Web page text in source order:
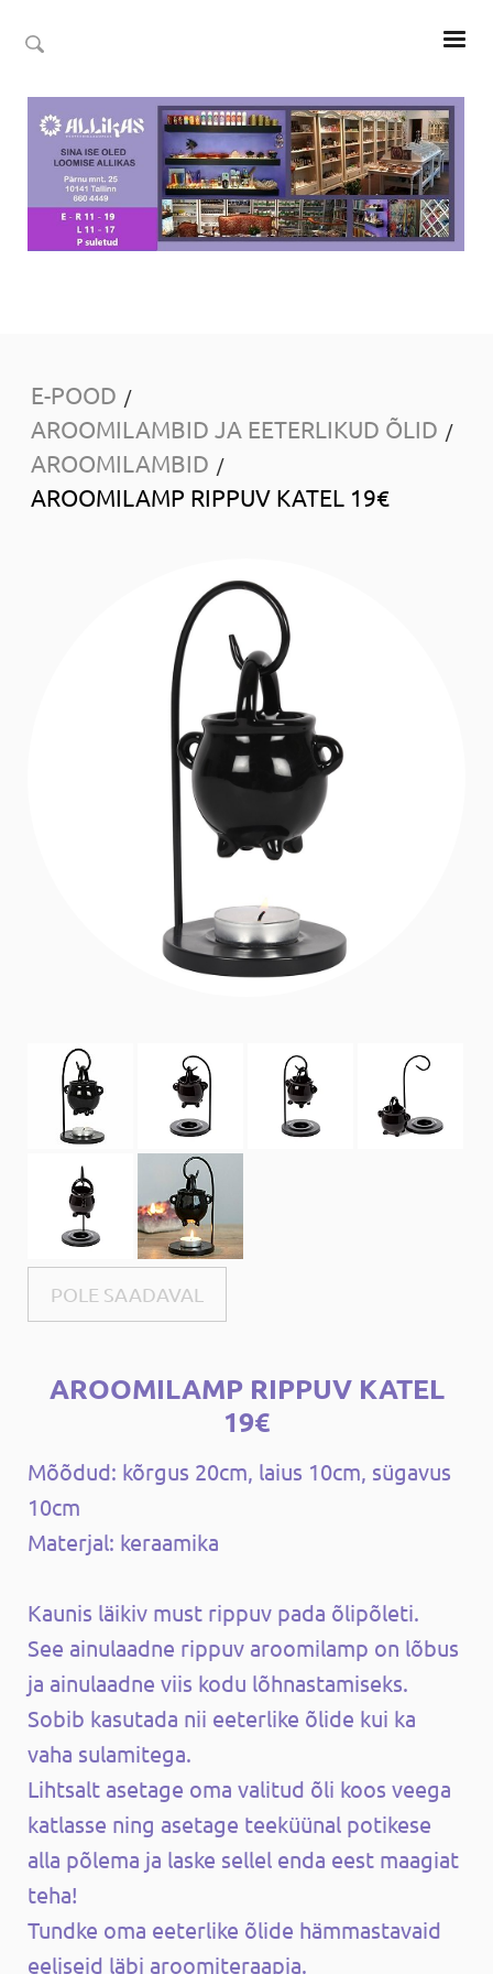
E-POOD /
AROOMILAMBID JA EETERLIKUD ÕLID /
AROOMILAMBID /
AROOMILAMP RIPPUV KATEL 19€
POLE SAADAVAL
AROOMILAMP RIPPUV KATEL
19€
Mõõdud: kõrgus 20cm, laius 10cm, sügavus
10cm
Materjal: keraamika
Kaunis läikiv must rippuv pada õlipõleti.
See ainulaadne rippuv aroomilamp on lõbus
ja ainulaadne viis kodu lõhnastamiseks.
Sobib kasutada nii eeterlike õlide kui ka
vaha sulamitega.
Lihtsalt asetage oma valitud õli koos veega
katlasse ning asetage teeküünal potikese
alla põlema ja laske sellel enda eest maagiat
teha!
Tundke oma eeterlike õlide hämmastavaid
eeliseid läbi aroomiteraapia.